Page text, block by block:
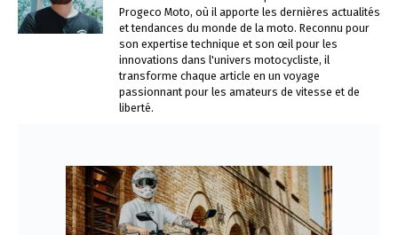
Progeco Moto, où il apporte les dernières actualités
et tendances du monde de la moto. Reconnu pour
son expertise technique et son œil pour les
innovations dans l'univers motocycliste, il
transforme chaque article en un voyage
passionnant pour les amateurs de vitesse et de
liberté.